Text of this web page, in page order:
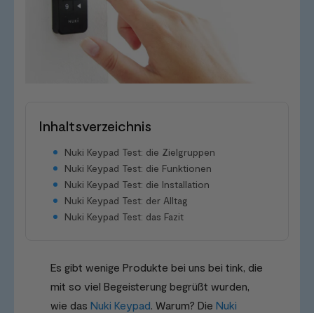
Inhaltsverzeichnis
Nuki Keypad Test: die Zielgruppen
Nuki Keypad Test: die Funktionen
Nuki Keypad Test: die Installation
Nuki Keypad Test: der Alltag
Nuki Keypad Test: das Fazit
Es gibt wenige Produkte bei uns bei tink, die
mit so viel Begeisterung begrüßt wurden,
wie das Nuki Keypad. Warum? Die Nuki